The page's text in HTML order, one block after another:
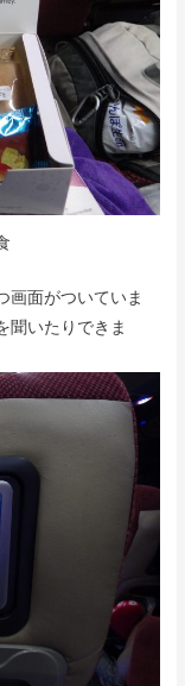
画面がついていま
聞いたりできま